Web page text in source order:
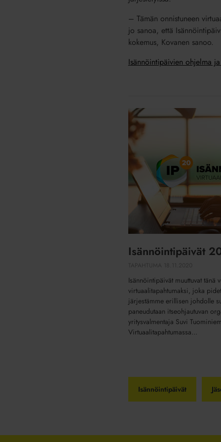
– Tämän onnistuneen
jo sanoa, että
kokemus, Kovanen sanoo.
Isännöintipäivien ohjelma
Isännöintipäivät
2020
Isännöintipäivät
Isännöintipäivät muuttuvat tänä
virtuaalitapahtumaksi, joka
järjestämme erillisen johdolle
paneudutaan itseohjautuvan
yritysvalmentaja Suvi
Virtuaalitapahtumassa...
Isännöintipäivät